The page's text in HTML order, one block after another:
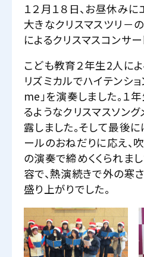
１２月１８日、お昼休み
大きなクリスマスツリ－
によるクリスマスコンサ
こども教育２年生2人に
リズミカルでハイテンシ
me」を演奏しました。１
るようなクリスマスソン
露しました。そして最後
ールのおねだりに応え、
の演奏で締めくくられま
容で、熱演続きで外の寒
盛り上がりでした。